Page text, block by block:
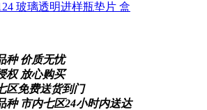
玻璃透明进样瓶垫片 盒
种 价质无忧
权 放心购买
区免费送货到门
种 市内七区24小时内送达